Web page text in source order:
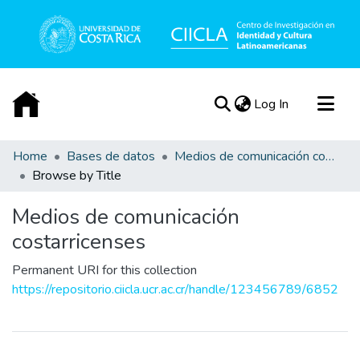
Log In (current)
Communities & Collections
All of DSpace
Acerca de
Home Bases de datos
Medios de comunicación costarricenses
Browse by Title
Medios de comunicación
costarricenses
Permanent URI for this collection
https://repositorio.ciicla.ucr.ac.cr/handle/123456789/6852